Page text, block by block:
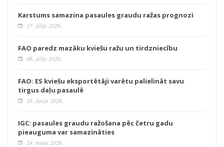
Karstums samazina pasaules graudu ražas prognozi
17. jūlijs 2026.
FAO paredz mazāku kviešu ražu un tirdzniecību
06. jūlijs 2026.
FAO: ES kviešu eksportētāji varētu palielināt savu
tirgus daļu pasaulē
26. jūnijs 2026.
IGC: pasaules graudu ražošana pēc četru gadu
pieauguma var samazināties
24. maijs 2026.